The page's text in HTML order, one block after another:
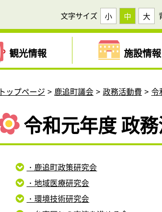
文字サイズ 小 中 大
観光情報 施設情報
トップページ 鹿追町議会 政務活動費 令
令和元年度 政
・鹿追町政策研究会
・地域医療研究会
・環境技術研究会